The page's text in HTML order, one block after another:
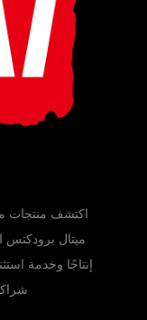
اكتشف منتجات
ميتال برودكتس
إنتاجًا وخدمة